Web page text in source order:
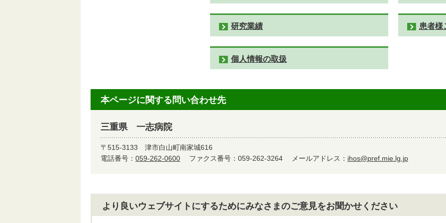
研究業績 患者様
個人情報の取扱
本ページに関する問い合わせ先
三重県 一志病院
〒515-3133 津市白山町南家城616
電話番号： 059-262-0600 ファクス番号：059-262-3264 メールアドレス： ihos@pref.mie.lg.jp
より良いウェブサイトにするためにみなさまのご意見をお聞かせください